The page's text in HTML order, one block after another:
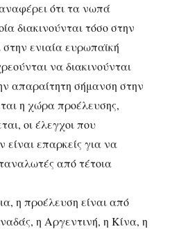
ότι τα νωπά
διακινούνται τόσο στην
ενιαία ευρωπαϊκή
να διακινούνται
απαραίτητη σήμανση στην
η χώρα προέλευσης,
οι έλεγχοι που
είναι επαρκείς για να
από τέτοια
η προέλευση είναι από
η Αργεντινή, η Κίνα, η